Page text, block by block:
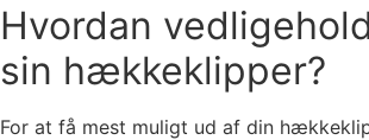
Hvordan
sin hækkeklipper?
For at få mest muligt ud af din